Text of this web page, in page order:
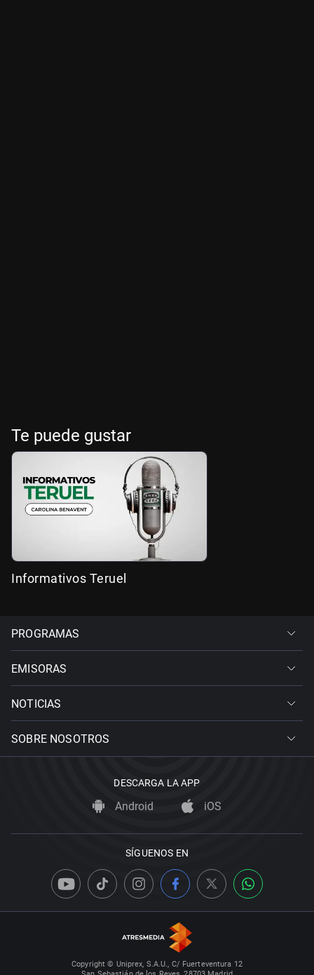
Te puede gustar
Informativos Teruel
PROGRAMAS
EMISORAS
NOTICIAS
SOBRE NOSOTROS
DESCARGA LA APP
Android iOS
SÍGUENOS EN
Copyright © Uniprex, S.A.U., C/ Fuerteventura 12